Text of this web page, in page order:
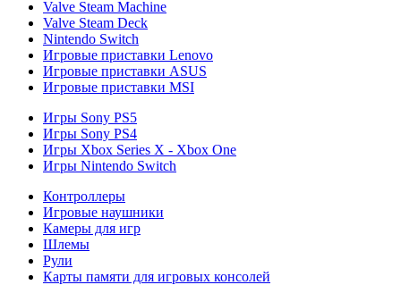
Valve Steam Machine
Valve Steam Deck
Nintendo Switch
Игровые приставки Lenovo
Игровые приставки ASUS
Игровые приставки MSI
Игры Sony PS5
Игры Sony PS4
Игры Xbox Series X - Xbox One
Игры Nintendo Switch
Контроллеры
Игровые наушники
Камеры для игр
Шлемы
Рули
Карты памяти для игровых консолей